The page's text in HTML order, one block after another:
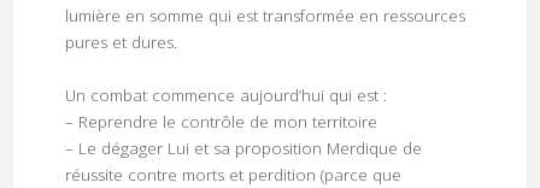
lumière en somme qui est transformée en ressources
pures et dures.
Un combat commence aujourd’hui qui est :
– Reprendre le contrôle de mon territoire
– Le dégager Lui et sa proposition Merdique de
réussite contre morts et perdition (parce que